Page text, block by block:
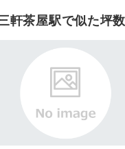
軒茶屋駅で似た坪